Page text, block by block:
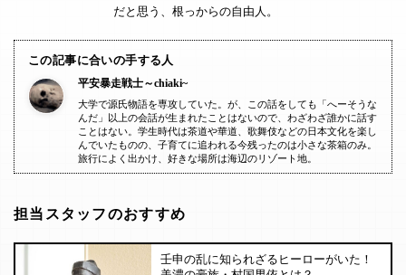
だと思う、根っからの自由人。
この記事に合いの手する人
平安暴走戦士～chiaki~
大学で源氏物語を専攻していた。が、この話をしても「へーそうな
んだ」以上の会話が生まれたことはないので、わざわざ誰かに話す
ことはない。学生時代は茶道や華道、歌舞伎などの日本文化を楽し
んでいたものの、子育てに追われる今残ったのは小さな茶箱のみ。
旅行によく出かけ、好きな場所は海辺のリゾート地。
担当スタッフのおすすめ
壬申の乱に知られざるヒーローがいた！